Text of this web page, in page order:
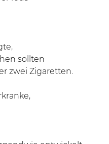
sollten
zwei Zigaretten.